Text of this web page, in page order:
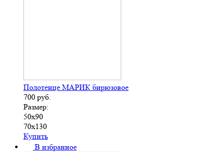
Полотенце МАРИК бирюзовое
700 руб.
Размер:
50х90
70х130
Купить
В избранное